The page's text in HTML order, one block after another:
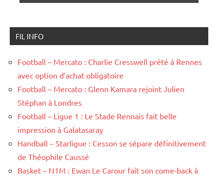
FIL INFO
Football – Mercato : Charlie Cresswell prêté à Rennes
avec option d’achat obligatoire
Football – Mercato : Glenn Kamara rejoint Julien
Stéphan à Londres
Football – Ligue 1 : Le Stade Rennais fait belle
impression à Galatasaray
Handball – Starligue : Cesson se sépare définitivement
de Théophile Caussé
Basket – N1M : Ewan Le Carour fait son come-back à